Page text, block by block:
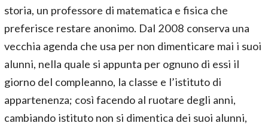
storia, un professore di matematica e fisica che
preferisce restare anonimo. Dal 2008 conserva una
vecchia agenda che usa per non dimenticare mai i suoi
alunni, nella quale si appunta per ognuno di essi il
giorno del compleanno, la classe e l’istituto di
appartenenza; così facendo al ruotare degli anni,
cambiando istituto non si dimentica dei suoi alunni,